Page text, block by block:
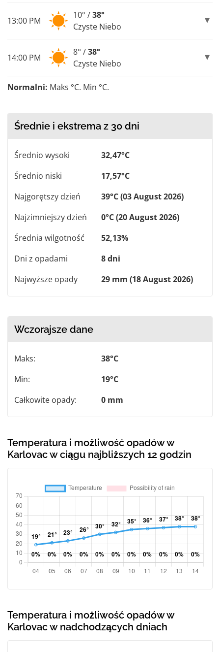
13:00 PM
10° /38°
Czyste Niebo
14:00 PM
8° /38°
Czyste Niebo
Normalni: Maks °C. Min °C.
Średnie i ekstrema z 30 dni
Średnio wysoki
32,47°C
Średnio niski
17,57°C
Najgorętszy dzień
39°C (03 August 2026)
Najzimniejszy dzień
0°C (20 August 2026)
Średnia wilgotność
52,13%
Dni z opadami
8 dni
Najwyższe opady
29 mm (18 August 2026)
Wczorajsze dane
Maks:
38°C
Min:
19°C
Całkowite opady:
0 mm
Temperatura i możliwość opadów w
Karlovac w ciągu najbliższych 12 godzin
Temperatura i możliwość opadów w
Karlovac w nadchodzących dniach